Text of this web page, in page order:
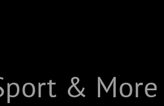
& More